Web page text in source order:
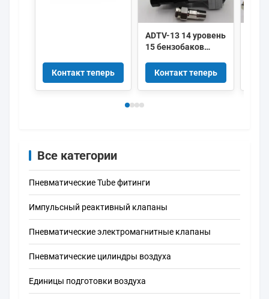
Контакт теперь
ADTV-13 14 уровень
15 бензобаков
умный
автоматический
клапан дренажа
Контакт теперь
Все категории
Пневматические Tube фитинги
Импульсный реактивный клапаны
Пневматические электромагнитные клапаны
Пневматические цилиндры воздуха
Единицы подготовки воздуха